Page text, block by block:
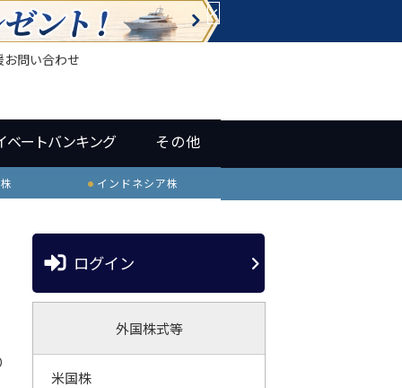
×
お問い合わせ
ベートバンキング その他
インドネシア株
ログイン
外国株式等
米国株